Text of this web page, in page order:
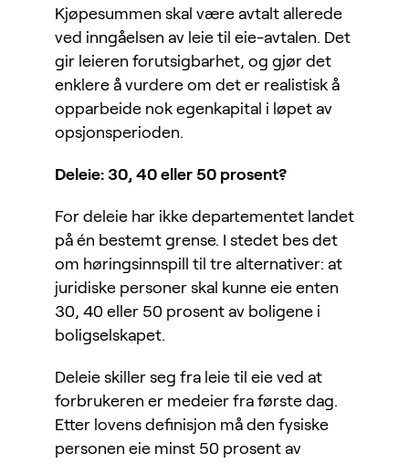
Kjøpesummen skal være avtalt allerede
ved inngåelsen av leie til eie-avtalen. Det
gir leieren forutsigbarhet, og gjør det
enklere å vurdere om det er realistisk å
opparbeide nok egenkapital i løpet av
opsjonsperioden.
Deleie: 30, 40 eller 50 prosent?
For deleie har ikke departementet landet
på én bestemt grense. I stedet bes det
om høringsinnspill til tre alternativer: at
juridiske personer skal kunne eie enten
30, 40 eller 50 prosent av boligene i
boligselskapet.
Deleie skiller seg fra leie til eie ved at
forbrukeren er medeier fra første dag.
Etter lovens definisjon må den fysiske
personen eie minst 50 prosent av